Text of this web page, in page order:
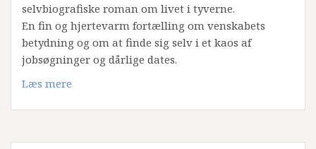
selvbiografiske roman om livet i tyverne.
En fin og hjertevarm fortælling om venskabets
betydning og om at finde sig selv i et kaos af
jobsøgninger og dårlige dates.
Læs mere